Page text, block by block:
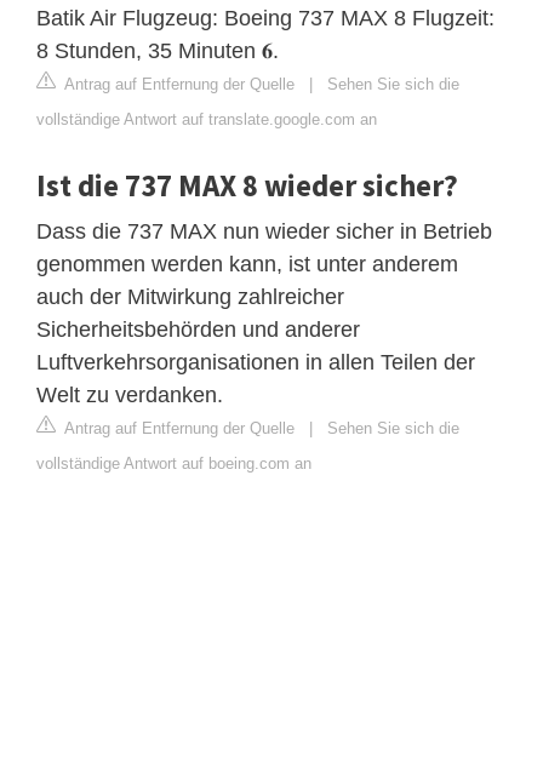
Batik Air Flugzeug: Boeing 737 MAX 8 Flugzeit:
8 Stunden, 35 Minuten 𝟔.
Antrag auf Entfernung der Quelle
Sehen Sie sich die
vollständige Antwort auf translate.google.com an
Ist die 737 MAX 8 wieder sicher?
Dass die 737 MAX nun wieder sicher in Betrieb
genommen werden kann, ist unter anderem
auch der Mitwirkung zahlreicher
Sicherheitsbehörden und anderer
Luftverkehrsorganisationen in allen Teilen der
Welt zu verdanken.
Antrag auf Entfernung der Quelle
Sehen Sie sich die
vollständige Antwort auf boeing.com an